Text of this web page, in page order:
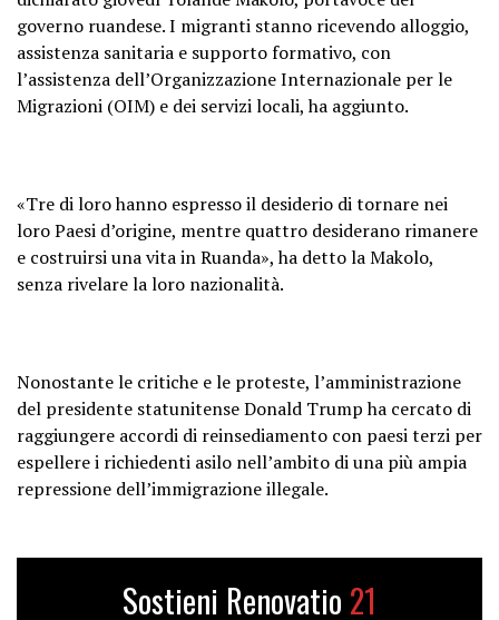
governo ruandese. I migranti stanno ricevendo alloggio,
assistenza sanitaria e supporto formativo, con
l’assistenza dell’Organizzazione Internazionale per le
Migrazioni (OIM) e dei servizi locali, ha aggiunto.
«Tre di loro hanno espresso il desiderio di tornare nei
loro Paesi d’origine, mentre quattro desiderano rimanere
e costruirsi una vita in Ruanda», ha detto la Makolo,
senza rivelare la loro nazionalità.
Nonostante le critiche e le proteste, l’amministrazione
del presidente statunitense Donald Trump ha cercato di
raggiungere accordi di reinsediamento con paesi terzi per
espellere i richiedenti asilo nell’ambito di una più ampia
repressione dell’immigrazione illegale.
Sostieni Renovatio 21